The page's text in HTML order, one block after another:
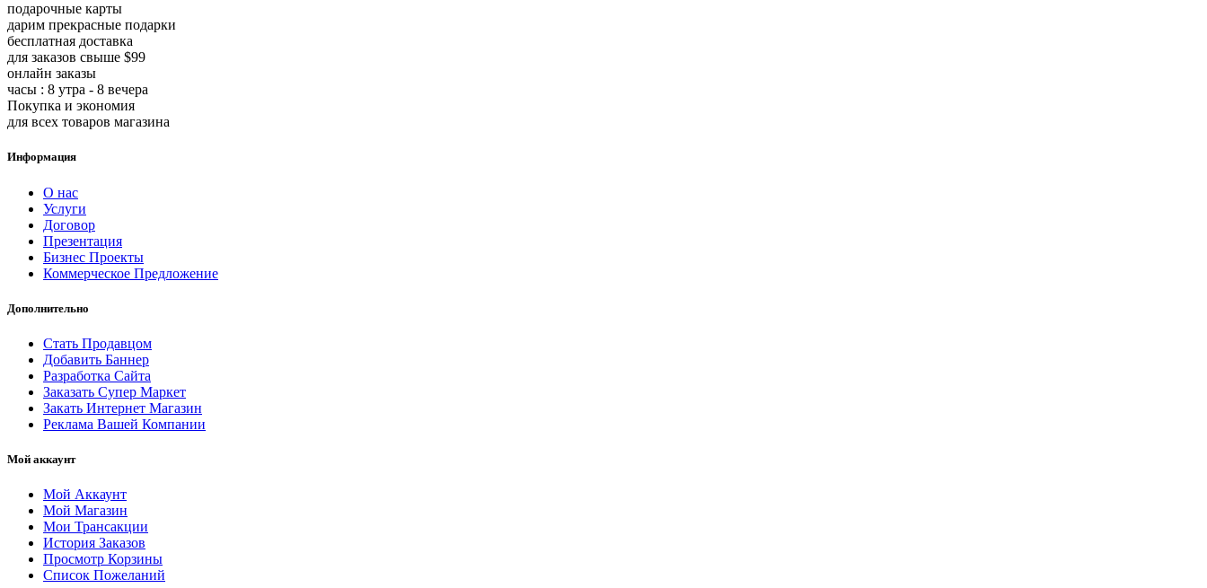
подарочные карты
дарим прекрасные подарки
бесплатная доставка
для заказов свыше $99
онлайн заказы
часы : 8 утра - 8 вечера
Покупка и экономия
для всех товаров магазина
Информация
О нас
Услуги
Договор
Презентация
Бизнес Проекты
Коммерческое Предложение
Дополнительно
Стать Продавцом
Добавить Баннер
Разработка Сайта
Заказать Супер Маркет
Закать Интернет Магазин
Реклама Вашей Компании
Мой аккаунт
Мой Аккаунт
Мой Магазин
Мои Трансакции
История Заказов
Просмотр Корзины
Список Пожеланий